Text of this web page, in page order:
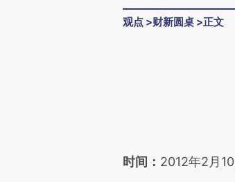
观点 >财新圆桌 >正文
[https://
时间： 2012年2月